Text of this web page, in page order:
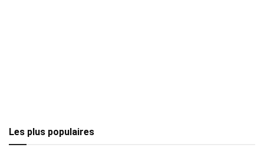
Les plus populaires